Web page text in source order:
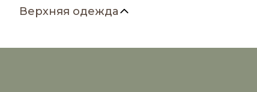
Верхняя одежда